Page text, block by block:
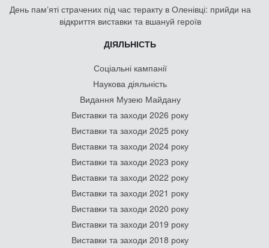
День памʼяті страчених під час теракту в Оленівці: прийди на
відкриття виставки та вшануй героїв
ДІЯЛЬНІСТЬ
Соціальні кампанії
Наукова діяльність
Видання Музею Майдану
Виставки та заходи 2026 року
Виставки та заходи 2025 року
Виставки та заходи 2024 року
Виставки та заходи 2023 року
Виставки та заходи 2022 року
Виставки та заходи 2021 року
Виставки та заходи 2020 року
Виставки та заходи 2019 року
Виставки та заходи 2018 року